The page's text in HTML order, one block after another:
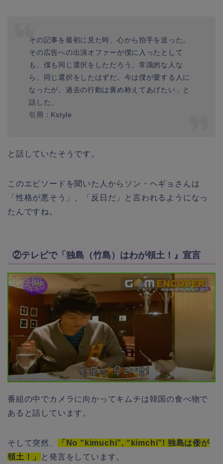
その記事を最初に見た時、心から拍手を送った。
その広告への出演オファーが僕に入ったとして
も、僕も同じ選択をしただろう。常識的な人な
ら、同じ選択をしたはずだ。今は僕が愛する人に
なったが、過去の行動は褒め称えてあげたい」と
話した。
引用：Kstyle
と話していたそうです。
このエピソードを聞いた人からソン・ヘギョさんは
「性格が悪そう」、「反日だ」と言われるようになっ
たんですね。
②テレビで「独島（竹島）はわが領土！』宣言
番組の中でカメラに向かってキムチは韓国の食べ物で
あると話しています。
そして突然、
「No “kimuchi”, “kimchi”! 独島は倭が
領土！」
と発言をしています。